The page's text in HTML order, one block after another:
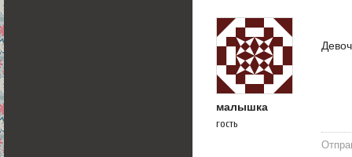
малышка
гость